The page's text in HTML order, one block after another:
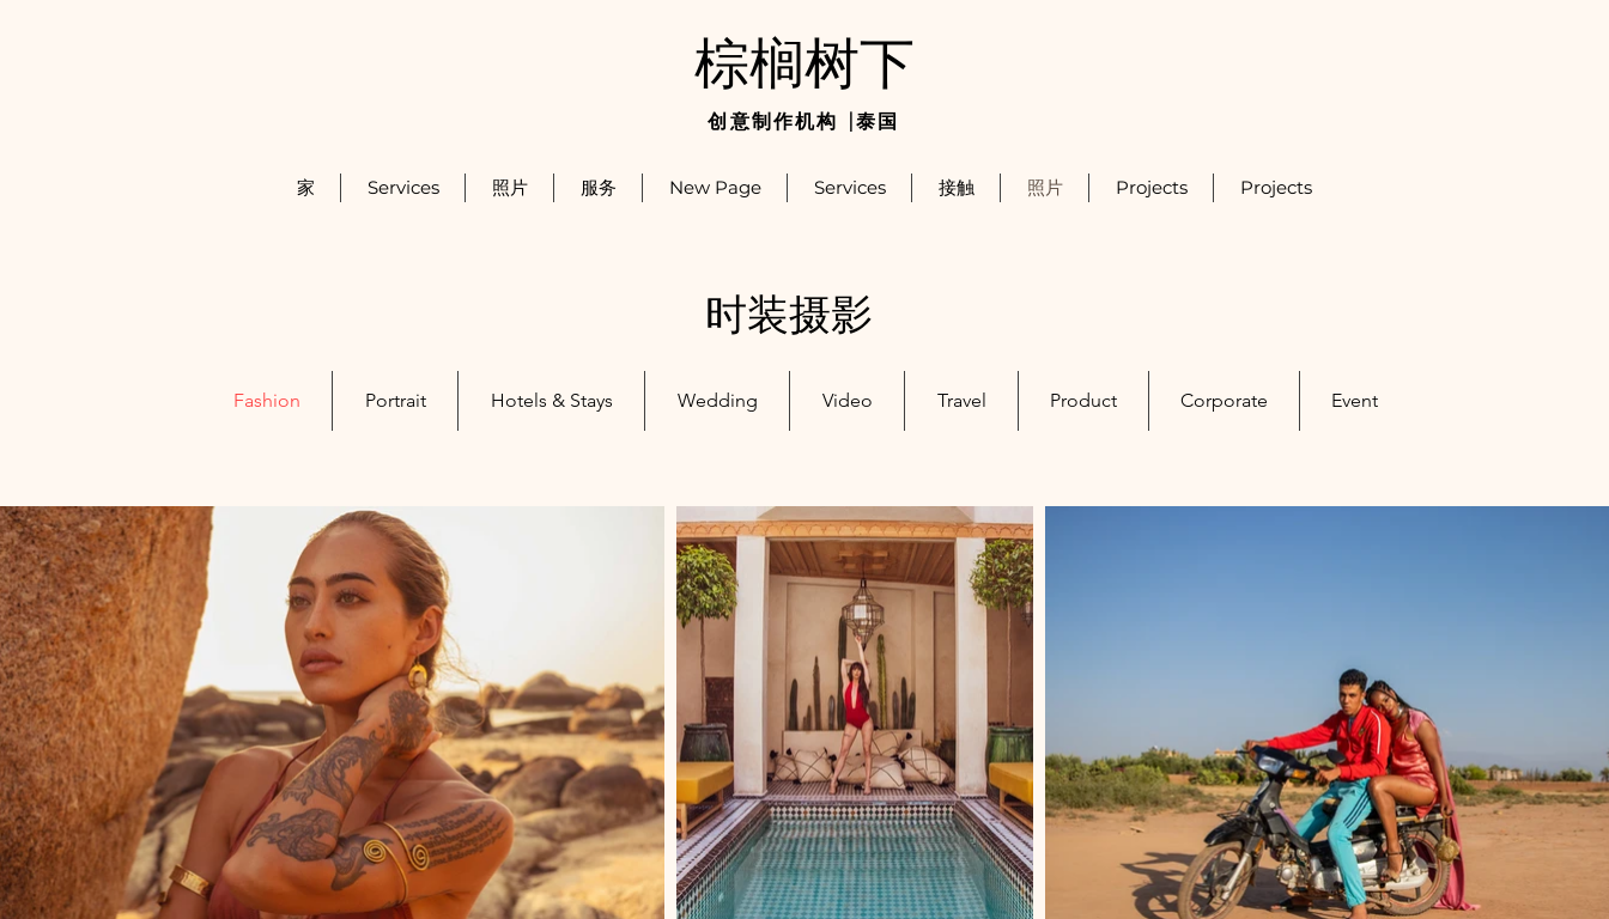
棕榈树下
创意制作机构 |泰国
家 Services 照片 服务 New Page Services 接触 照片 Projects Projects
时装摄影
Fashion Portrait Hotels & Stays Wedding Video Travel Product Corporate Event